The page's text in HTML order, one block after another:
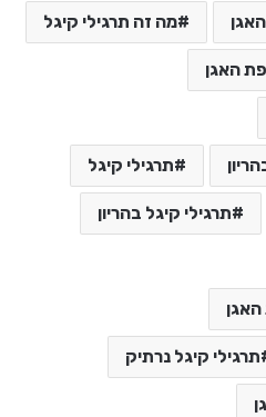
מה זה תרגילי קיגל
האגן
תרגילי קיגל
תרגילי קיגל בהריון
האגן
תרגילי קיגל נרתיק